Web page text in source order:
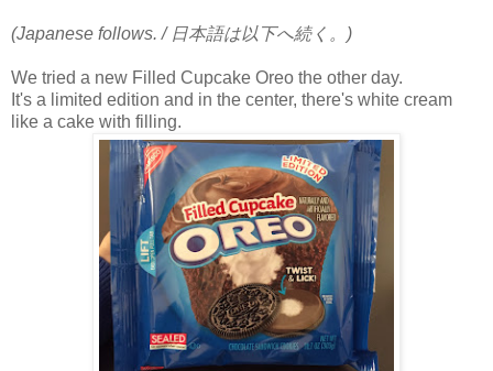
(Japanese follows. / 日本語は以下へ続く。)
We tried a new Filled Cupcake Oreo the other day.
It's a limited edition and in the center, there's white cream
like a cake with filling.